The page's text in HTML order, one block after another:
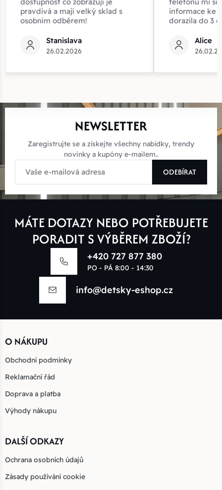
pravdivá a mají velký sklad s
osobním odběrem!
Stanislava
26.02.2026
informace ke
dorazila do 3
Alice
NEWSLETTER
Zaregistrujte se a získejte všechny nabídky, trendy
novinky a kupóny e-mailem..
ODEBÍRAT
MÁTE DOTAZY NEBO POTŘEBUJETE
PORADIT S VÝBĚREM ZBOŽÍ?
+420 727 877 380
PO - PÁ 8:00 - 14:30
info@detsky-eshop.cz
O NÁKUPU
Obchodní podmínky
Reklamační řád
Doprava a platba
Výhody nákupu
DALŠÍ ODKAZY
Ochrana osobních údajů
Zásady používání cookie